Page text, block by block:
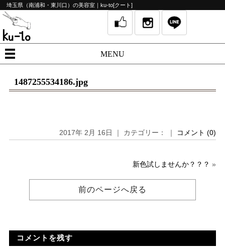
埼玉県（南浦和・東川口）の美容室｜ku-to[クート]
MENU
1487255534186.jpg
2017年 2月 16日 ｜ カテゴリー： ｜ コメント (0)
新色試しませんか？？？ »
前のページへ戻る
コメントを残す